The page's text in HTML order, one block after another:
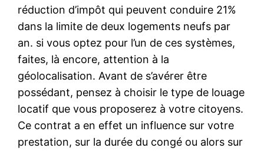
réduction d’impôt qui peuvent conduire 21%
dans la limite de deux logements neufs par
an. si vous optez pour l’un de ces systèmes,
faites, là encore, attention à la
géolocalisation. Avant de s’avérer être
possédant, pensez à choisir le type de louage
locatif que vous proposerez à votre citoyens.
Ce contrat a en effet un influence sur votre
prestation, sur la durée du congé ou alors sur